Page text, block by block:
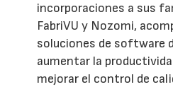
incorporaciones a sus
FabriVU y Nozomi,
soluciones de software
aumentar la
mejorar el control de